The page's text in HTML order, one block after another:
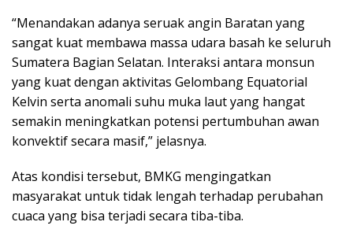
“Menandakan adanya seruak angin Baratan yang
sangat kuat membawa massa udara basah ke seluruh
Sumatera Bagian Selatan. Interaksi antara monsun
yang kuat dengan aktivitas Gelombang Equatorial
Kelvin serta anomali suhu muka laut yang hangat
semakin meningkatkan potensi pertumbuhan awan
konvektif secara masif,” jelasnya.
Atas kondisi tersebut, BMKG mengingatkan
masyarakat untuk tidak lengah terhadap perubahan
cuaca yang bisa terjadi secara tiba-tiba.